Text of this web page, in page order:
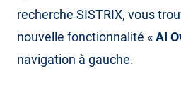
recherche SISTRIX, vous
nouvelle fonctionnalité «AI
navigation à gauche.